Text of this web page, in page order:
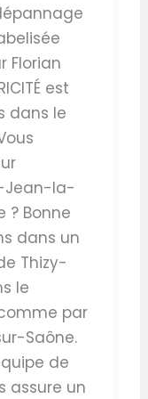
Florian
est
dans le
Jean-la-
? Bonne
dans un
Thizy-
le
par
Saône.
de
assure un